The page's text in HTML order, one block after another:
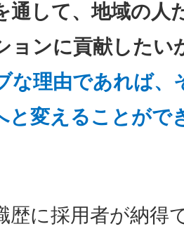
通して、地域の人
ョンに貢献したい
な理由であれば、
と変えることがで
歴に採用者が納得